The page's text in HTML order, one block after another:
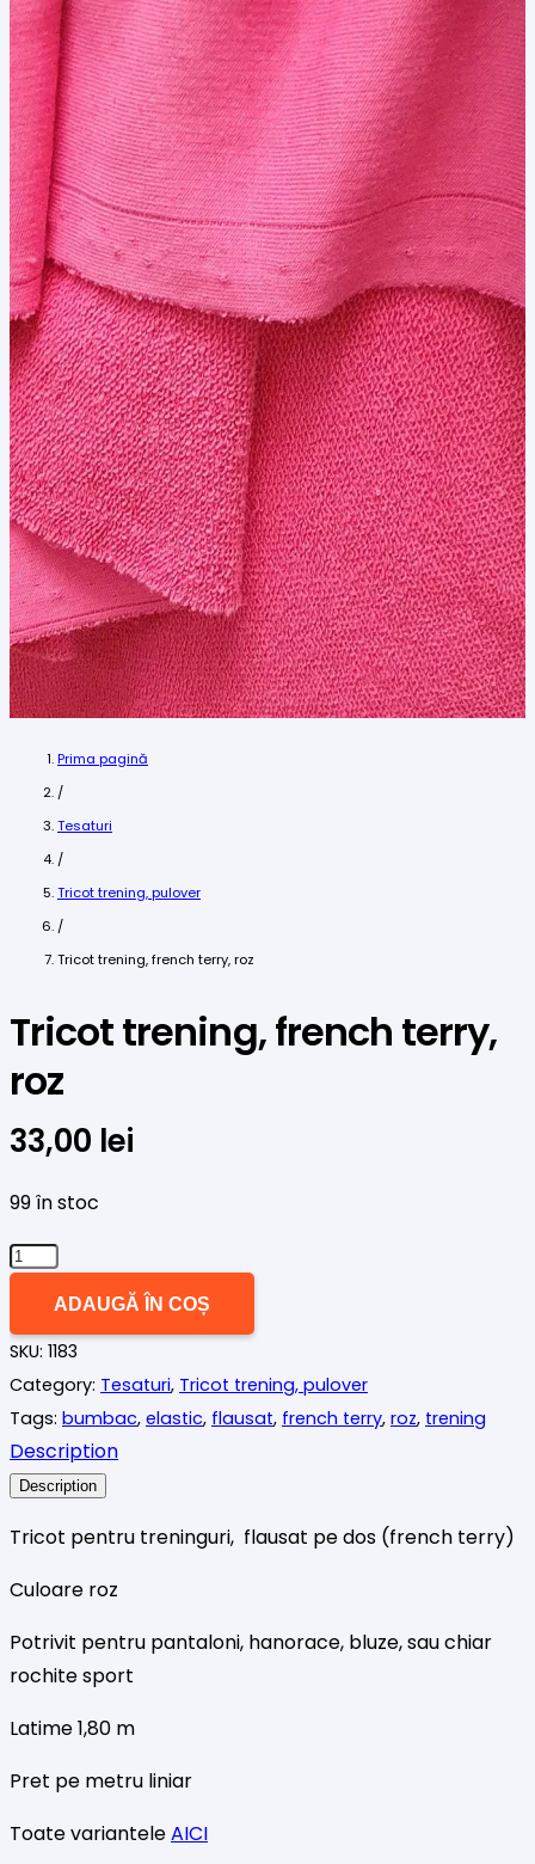
Prima pagină
/
Tesaturi
/
Tricot trening, pulover
/
Tricot trening, french terry, roz
Tricot trening, french terry,
roz
33,00 lei
99 în stoc
Cantitate
french
terry,
roz
ADAUGĂ ÎN COȘ
SKU: 1183
Category: Tesaturi, Tricot trening, pulover
Tags: bumbac, elastic, flausat, french terry, roz, trening
Description
Description
Tricot pentru treninguri, flausat pe dos (french terry)
Culoare roz
Potrivit pentru pantaloni, hanorace, bluze, sau chiar
rochite sport
Latime 1,80 m
Pret pe metru liniar
Toate varianteleAICI